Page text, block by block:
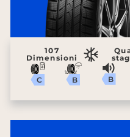
107
Dimensioni
C B B